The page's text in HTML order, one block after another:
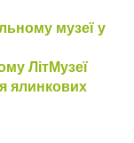
музеї у
ЛітМузеї
ялинкових